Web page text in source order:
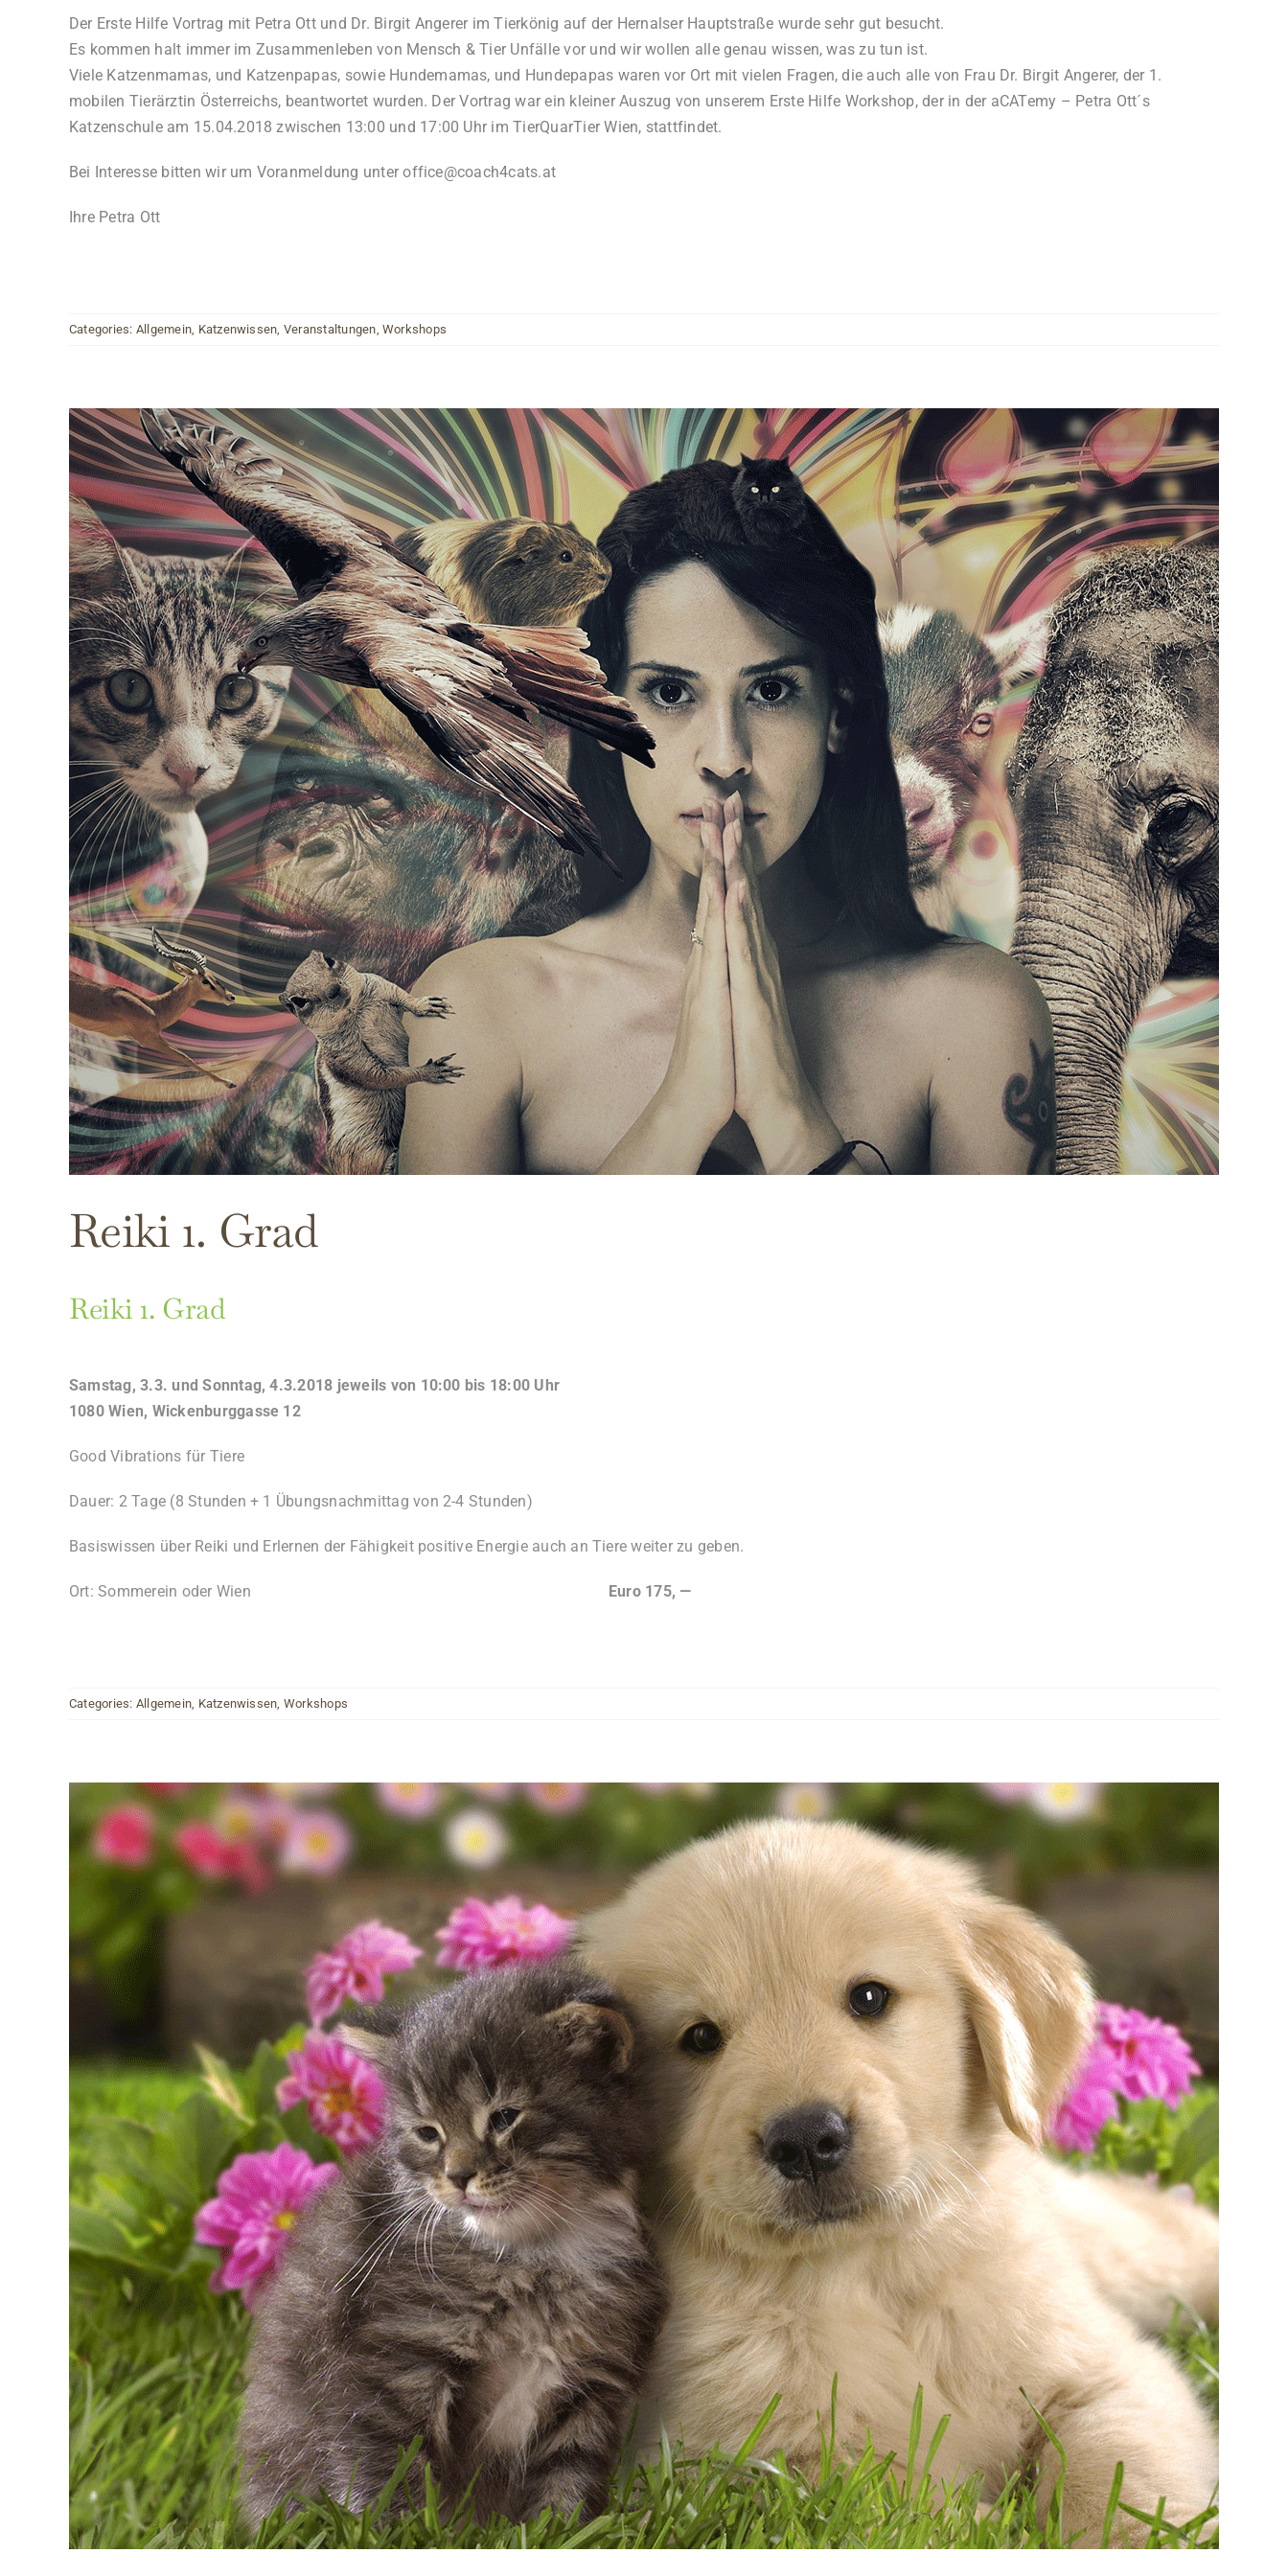
Der Erste Hilfe Vortrag mit Petra Ott und Dr. Birgit Angerer im Tierkönig auf der Hernalser Hauptstraße wurde sehr gut besucht.
Es kommen halt immer im Zusammenleben von Mensch & Tier Unfälle vor und wir wollen alle genau wissen, was zu tun ist.
Viele Katzenmamas, und Katzenpapas, sowie Hundemamas, und Hundepapas waren vor Ort mit vielen Fragen, die auch alle von Frau Dr. Birgit Angerer, der 1.
mobilen Tierärztin Österreichs, beantwortet wurden. Der Vortrag war ein kleiner Auszug von unserem Erste Hilfe Workshop, der in der aCATemy – Petra Ott´s
Katzenschule am 15.04.2018 zwischen 13:00 und 17:00 Uhr im TierQuarTier Wien, stattfindet.
Bei Interesse bitten wir um Voranmeldung unteroffice@coach4cats.at
Ihre Petra Ott
Categories: Allgemein Katzenwissen Veranstaltungen ,Workshops
Reiki 1. Grad
Reiki 1. Grad
Samstag, 3.3. und Sonntag, 4.3.2018 jeweils von 10:00 bis 18:00 Uhr
1080 Wien, Wickenburggasse 12
Good Vibrations für Tiere
Dauer: 2 Tage (8 Stunden + 1 Übungsnachmittag von 2-4 Stunden)
Basiswissen über Reiki und Erlernen der Fähigkeit positive Energie auch an Tiere weiter zu geben.
Ort: Sommerein oder Wien Euro 175, —
Categories: Allgemein Katzenwissen Workshops